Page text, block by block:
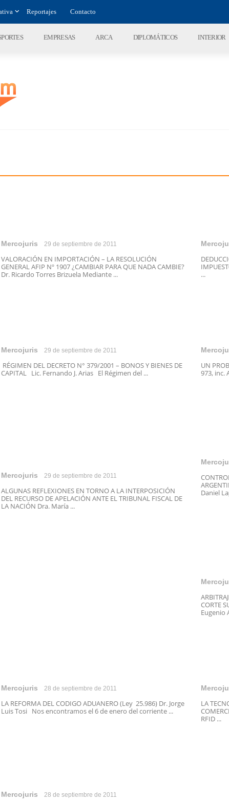
Reportajes Contacto
EMPRESAS ARCA DIPLOMÁTICOS INTERIOR
Mercojuris 29 de septiembre de 2011
VALORACIÓN EN IMPORTACIÓN – LA RESOLUCIÓN
GENERAL AFIP Nº 1907 ¿CAMBIAR PARA QUE NADA CAMBIE?
Dr. Ricardo Torres Brizuela Mediante ...
...
Mercojuris 29 de septiembre de 2011
RÉGIMEN DEL DECRETO N° 379/2001 – BONOS Y BIENES DE
CAPITAL Lic. Fernando J. Arias El Régimen del ...
UN
973, inc.
Mercojuris 29 de septiembre de 2011
ALGUNAS REFLEXIONES EN TORNO A LA INTERPOSICIÓN
DEL RECURSO DE APELACIÓN ANTE EL TRIBUNAL FISCAL DE
LA NACIÓN Dra. María ...
Daniel
CORTE
Eugenio
Mercojuris 28 de septiembre de 2011
LA REFORMA DEL CODIGO ADUANERO (Ley 25.986) Dr. Jorge
Luis Tosi Nos encontramos el 6 de enero del corriente ...
LA
RFID ...
Mercojuris 28 de septiembre de 2011